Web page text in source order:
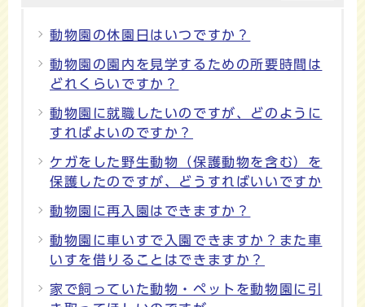
動物園の休園日はいつですか？
動物園の園内を見学するための所要時間は
どれくらいですか？
動物園に就職したいのですが、どのように
すればよいのですか？
ケガをした野生動物（保護動物を含む）を
保護したのですが、どうすればいいですか
動物園に再入園はできますか？
動物園に車いすで入園できますか？また車
いすを借りることはできますか？
家で飼っていた動物・ペットを動物園に引